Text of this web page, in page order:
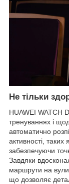
Не тільки
HUAWEI WATCH
тренуваннях і
автоматично
активності, таких
забезпечуючи
Завдяки
маршрути на
що дозволяє